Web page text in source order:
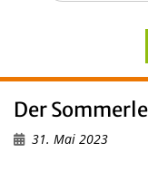
Der
31. Mai 2023